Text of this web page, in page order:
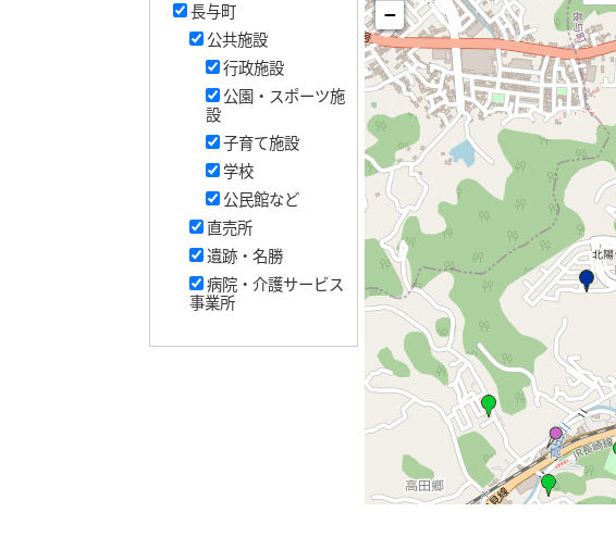
長与町
公共施設
行政施設
公園・スポーツ施
設
子育て施設
学校
公民館など
直売所
遺跡・名勝
病院・介護サービス
事業所
−